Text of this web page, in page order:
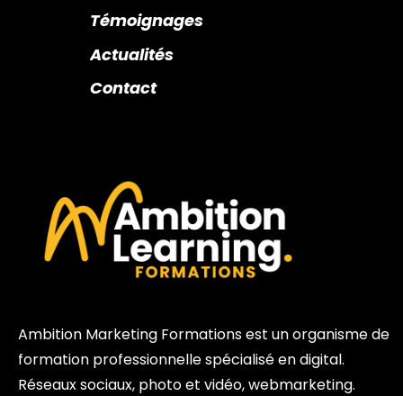
Témoignages
Actualités
Contact
Ambition Marketing Formations est un organisme de
formation professionnelle spécialisé en digital.
Réseaux sociaux, photo et vidéo, webmarketing.